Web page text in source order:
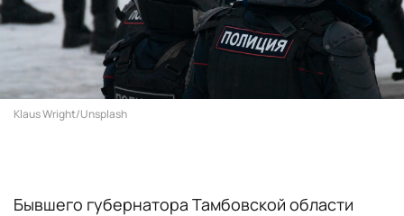
Klaus Wright/Unsplash
Бывшего губернатора Тамбовской области